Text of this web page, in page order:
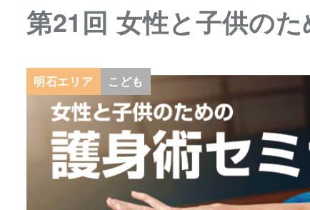
第21回 女性と子供の
明石エリア こども